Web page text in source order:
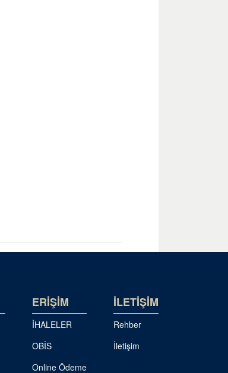
ERİŞİM
İHALELER
OBİS
Online Ödeme
İLETİŞİM
Rehber
İletişim